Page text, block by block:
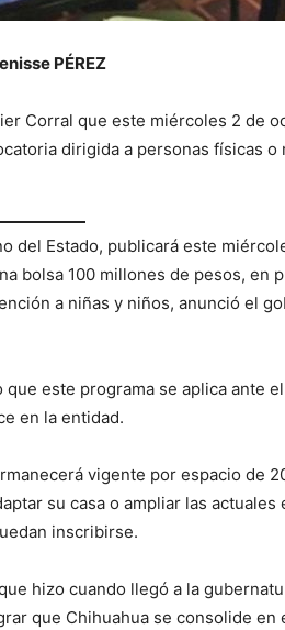
PÉREZ
Corral que este miércoles 2 de
dirigida a personas físicas o
del Estado, publicará este
bolsa 100 millones de pesos, en
a niñas y niños, anunció el
este programa se aplica ante
en la entidad.
vigente por espacio de
su casa o ampliar las actuales
inscribirse.
hizo cuando llegó a la
que Chihuahua se consolide en